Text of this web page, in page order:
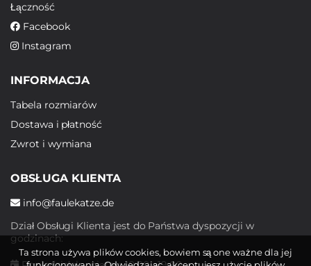
Łączność
Facebook
Instagram
INFORMACJA
Tabela rozmiarów
Dostawa i płatność
Zwrot i wymiana
OBSŁUGA KLIENTA
info@faulekatze.de
Dział Obsługi Klienta jest do Państwa dyspozycji w
godzinach:
Ta strona używa plików cookies, bowiem są one ważne dla jej